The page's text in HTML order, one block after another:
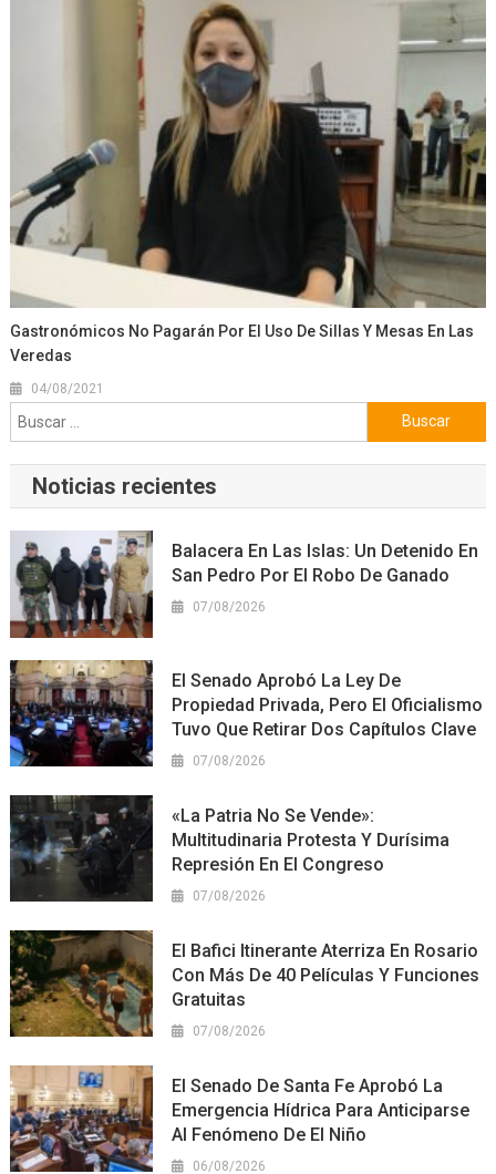
Gastronómicos No Pagarán Por El Uso De Sillas Y Mesas En Las
Veredas
04/08/2021
Buscar:
Noticias recientes
Balacera En Las Islas: Un Detenido En
San Pedro Por El Robo De Ganado
07/08/2026
El Senado Aprobó La Ley De
Propiedad Privada, Pero El Oficialismo
Tuvo Que Retirar Dos Capítulos Clave
07/08/2026
«La Patria No Se Vende»:
Multitudinaria Protesta Y Durísima
Represión En El Congreso
07/08/2026
El Bafici Itinerante Aterriza En Rosario
Con Más De 40 Películas Y Funciones
Gratuitas
07/08/2026
El Senado De Santa Fe Aprobó La
Emergencia Hídrica Para Anticiparse
Al Fenómeno De El Niño
06/08/2026